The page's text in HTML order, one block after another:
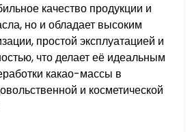
качество продукции и
но и обладает высоким
простой эксплуатацией и
что делает её идеальным
какао-массы в
и косметической